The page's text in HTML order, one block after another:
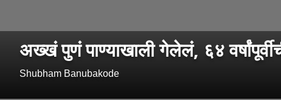
अख्खं पुणं पाण्याखाली गेलेलं, ६४
Shubham Banubakode